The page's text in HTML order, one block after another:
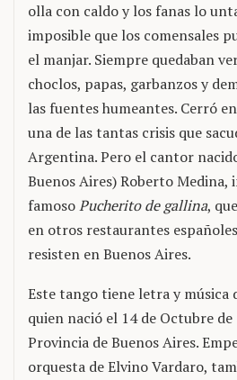
olla con caldo y los fanas lo
imposible que los comensales
el manjar. Siempre quedaban
choclos, papas, garbanzos y
las fuentes humeantes. Cerró
una de las tantas crisis que
Argentina. Pero el cantor
Buenos Aires) Roberto
famosoPucherito de gallina,
en otros restaurantes
resisten en Buenos Aires.
Este tango tiene letra y música
quien nació el 14 de Octubre
Provincia de Buenos Aires.
orquesta de Elvino Vardaro,